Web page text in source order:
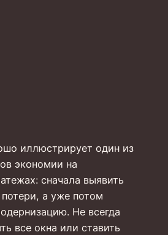
иллюстрирует один из
экономии на
сначала выявить
а уже потом
Не всегда
все окна или ставить